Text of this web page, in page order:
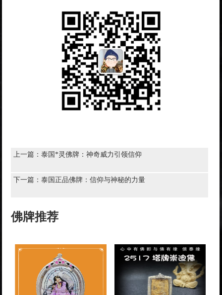
上一篇：泰国*灵佛牌：神奇威力引领信仰
下一篇：泰国正品佛牌：信仰与神秘的力量
佛牌推荐